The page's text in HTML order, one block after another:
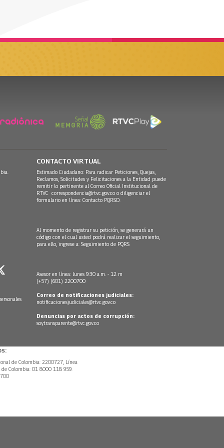
CONTACTO VIRTUAL
Estimado Ciudadano: Para radicar Peticiones, Quejas,
Reclamos, Solicitudes y Felicitaciones a la Entidad puede
remitir lo pertinente al Correo Oficial Institucional de
RTVC correspondencia@rtvc.gov.co o diligenciar el
formulario en línea: Contacto PQRSD.
Al momento de registrar su petición, se generará un
código con el cual usted podrá realizar el seguimiento,
para ello, ingrese a: Seguimiento de PQRS
Asesor en línea: lunes 9:30 a.m. - 12 m
(+57) (601) 2200700
Correo de notificaciones judiciales:
notificacionesjudiciales@rtvc.gov.co
Denuncias por actos de corrupción:
soytransparente@rtvc.gov.co
de Colombia: 2200727, Línea
Colombia: 01 8000 118 959.